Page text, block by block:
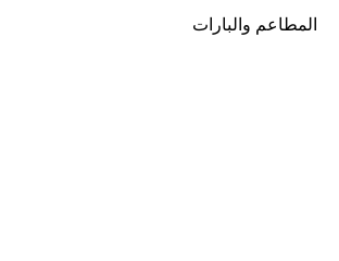
المطاعم والبارات